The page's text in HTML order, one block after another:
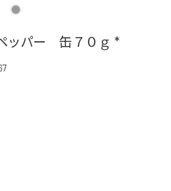
ッパー 缶７０ｇ *